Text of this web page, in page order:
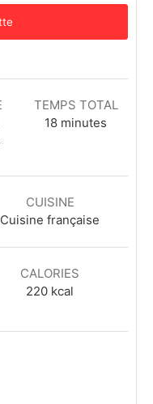
TEMPS TOTAL
18 minutes
CUISINE
Cuisine française
CALORIES
220 kcal